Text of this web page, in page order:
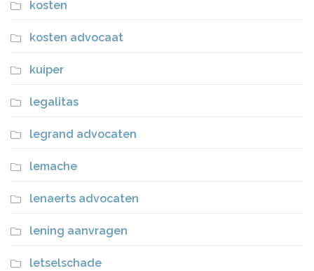
kosten
kosten advocaat
kuiper
legalitas
legrand advocaten
lemache
lenaerts advocaten
lening aanvragen
letselschade